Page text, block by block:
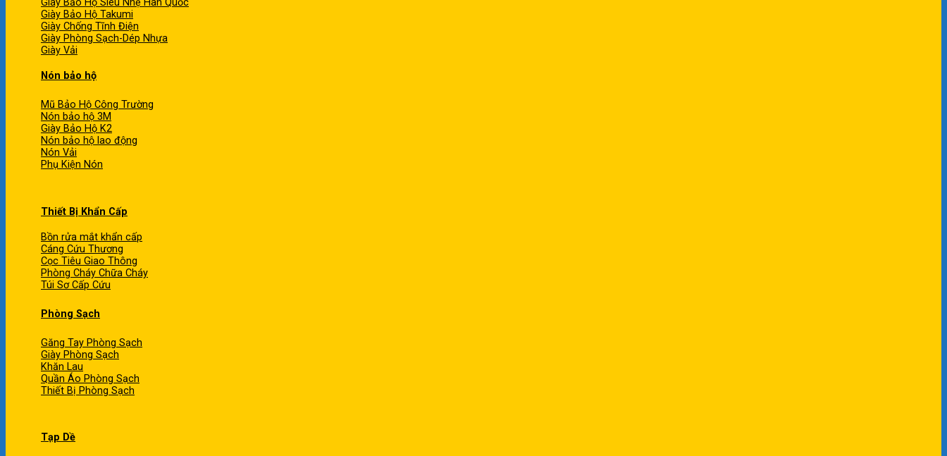
Giày Bảo Hộ Siêu Nhẹ Hàn Quốc
Giày Bảo Hộ Takumi
Giày Chống Tĩnh Điện
Giày Phòng Sạch-Dép Nhựa
Giày Vải
Nón bảo hộ
Mũ Bảo Hộ Công Trường
Nón bảo hộ 3M
Giày Bảo Hộ K2
Nón bảo hộ lao động
Nón Vải
Phụ Kiện Nón
Thiết Bị Khẩn Cấp
Bồn rửa mắt khẩn cấp
Cáng Cứu Thương
Cọc Tiêu Giao Thông
Phòng Cháy Chữa Cháy
Túi Sơ Cấp Cứu
Phòng Sạch
Găng Tay Phòng Sạch
Giày Phòng Sạch
Khăn Lau
Quần Áo Phòng Sạch
Thiết Bị Phòng Sạch
Tạp Dề